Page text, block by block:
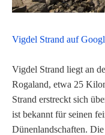
Vigdel Strand auf
Vigdel Strand liegt an
Rogaland, etwa 25
Strand erstreckt sich
ist bekannt für seinen
Dünenlandschaften.